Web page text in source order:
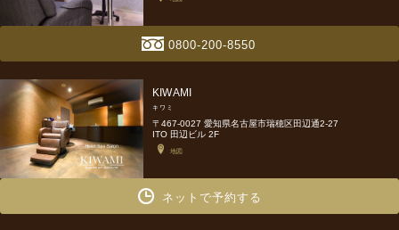
0800-200-8550
KIWAMI
キワミ
〒467-0027 愛知県名古屋市瑞穂区田辺通2-27
ITO 田辺ビル 2F
地図
ネットで予約する